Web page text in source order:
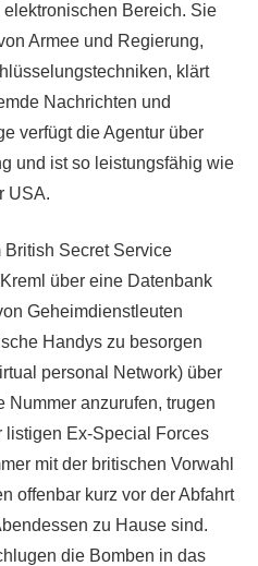
Bereich. Sie
Armee und Regierung,
klärt
Nachrichten und
verfügt die Agentur über
und ist so leistungsfähig wie
USA.
Secret Service
über eine Datenbank
Geheimdienstleuten
Handys zu besorgen
personal Network) über
Nummer anzurufen, trugen
listigen Ex-Special Forces
mit der britischen Vorwahl
offenbar kurz vor der Abfahrt
zu Hause sind.
die Bomben in das